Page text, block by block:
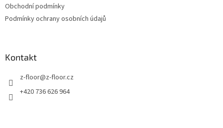
Obchodní podmínky
Podmínky ochrany osobních údajů
Kontakt
z-floor@z-floor.cz
+420 736 626 964